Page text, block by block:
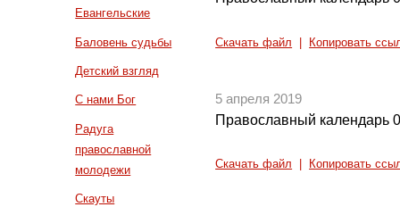
Евангельские
Баловень судьбы
Детский взгляд
С нами Бог
Радуга
православной
молодежи
Скауты
Скачать файл Копировать
5 апреля 2019
Православный календарь
Скачать файл Копировать